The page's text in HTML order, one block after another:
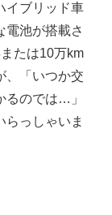
イブリッド車
電池が搭載さ
たは10万km
、「いつか交
るのでは…」
らっしゃいま